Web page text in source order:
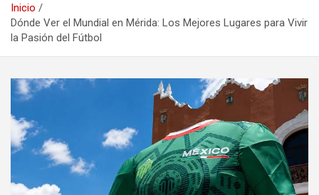
Inicio
Dónde Ver el Mundial en Mérida: Los Mejores Lugares para Vivir
la Pasión del Fútbol